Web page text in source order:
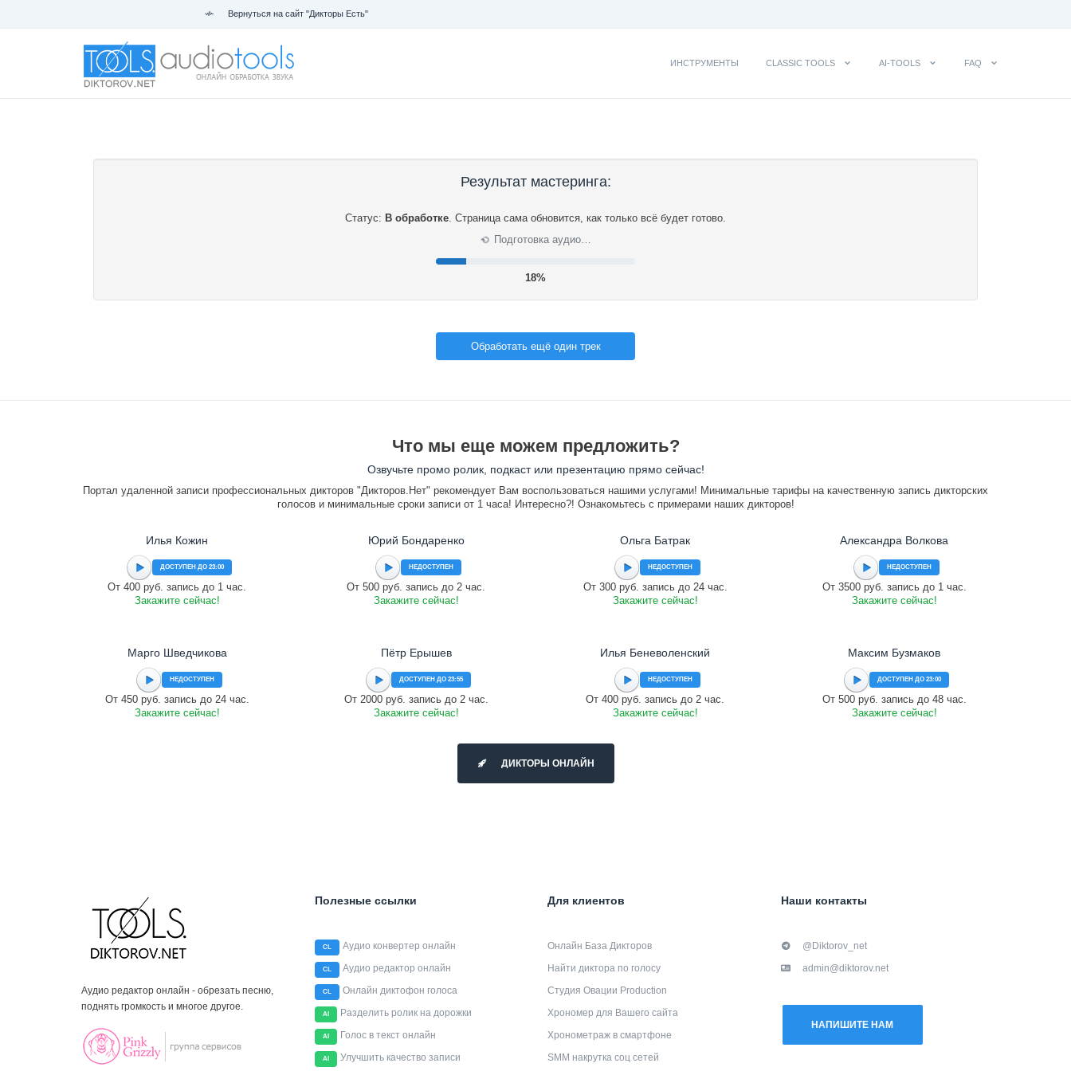
Вернуться на сайт "Дикторы Есть"
ИНСТРУМЕНТЫ CLASSIC TOOLS AI-TOOLS FAQ
Результат мастеринга:
Статус: В обработке. Страница сама обновится, как только всё будет готово.
⟳ Подготовка аудио…
19%
Обработать ещё один трек
Что мы еще можем предложить?
Озвучьте промо ролик, подкаст или презентацию прямо сейчас!
Портал удаленной записи профессиональных дикторов "Дикторов.Нет" рекомендует Вам воспользоваться нашими услугами! Минимальные тарифы на качественную запись дикторских
голосов и минимальные сроки записи от 1 часа! Интересно?! Ознакомьтесь с примерами наших дикторов!
Илья Кожин
ДОСТУПЕН ДО 23:00
От 400 руб. запись до 1 час.
Закажите сейчас!
Юрий Бондаренко
НЕДОСТУПЕН
От 500 руб. запись до 2 час.
Закажите сейчас!
Ольга Батрак
НЕДОСТУПЕН
От 300 руб. запись до 24 час.
Закажите сейчас!
Александра Волкова
НЕДОСТУПЕН
От 3500 руб. запись до 1 час.
Закажите сейчас!
Марго Шведчикова
НЕДОСТУПЕН
От 450 руб. запись до 24 час.
Закажите сейчас!
Пётр Ерышев
ДОСТУПЕН ДО 23:55
От 2000 руб. запись до 2 час.
Закажите сейчас!
Илья Беневоленский
НЕДОСТУПЕН
От 400 руб. запись до 2 час.
Закажите сейчас!
Максим Бузмаков
ДОСТУПЕН ДО 23:00
От 500 руб. запись до 48 час.
Закажите сейчас!
ДИКТОРЫ ОНЛАЙН
Аудио редактор онлайн - обрезать песню,
поднять громкость и многое другое.
Полезные ссылки
CL Аудио конвертер онлайн
CL Аудио редактор онлайн
CL Онлайн диктофон голоса
AI Разделить ролик на дорожки
AI Голос в текст онлайн
AI Улучшить качество записи
Для клиентов
Онлайн База Дикторов
Найти диктора по голосу
Студия Овации Production
Хрономер для Вашего сайта
Хронометраж в смартфоне
SMM накрутка соц сетей
Наши контакты
@Diktorov_net
admin@diktorov.net
НАПИШИТЕ НАМ